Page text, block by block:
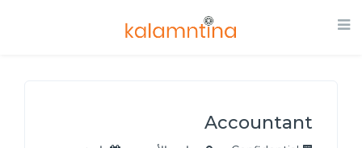
Accountant